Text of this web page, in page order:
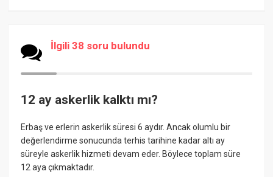
İlgili 38 soru bulundu
12 ay askerlik kalktı mı?
Erbaş ve erlerin askerlik süresi 6 aydır. Ancak olumlu bir
değerlendirme sonucunda terhis tarihine kadar altı ay
süreyle askerlik hizmeti devam eder. Böylece toplam süre
12 aya çıkmaktadır.